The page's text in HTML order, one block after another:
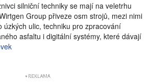
silniční techniky se mají na veletrhu
Group přiveze osm strojů, mezi nimi
úzkých ulic, techniku pro zpracování
asfaltu i digitální systémy, které dávají